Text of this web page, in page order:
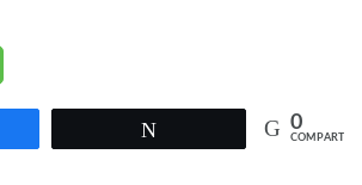
0
COMPARTIR